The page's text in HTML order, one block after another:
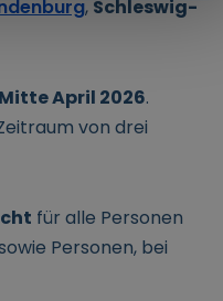
,Schleswig-
April 2026.
von drei
für alle Personen
Personen, bei